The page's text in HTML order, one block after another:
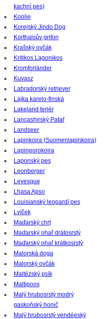
kachní pes)
Koolie
Korejský Jindo Dog
Korthalsův grifon
Krašský ovčák
Kritikos Lagonikos
Kromforländer
Kuvasz
Labradorský retriever
Lajka karelo-finská
Lakeland teriér
Lancashirský Patař
Landseer
Lapinkoira (Suomenlapinkoira)
Lapinporokoira
Laponský pes
Leonberger
Levesque
Lhasa Apso
Louisianský leopardí pes
Lvíček
Maďarský chrt
Maďarský ohař drátosrstý
Maďarský ohař krátkosrstý
Malorská doga
Malorský ovčák
Maltézský psík
Maltipoos
Malý hrubosrstý modrý
gaskoňský honič
Malý hrubosrstý vendéeský